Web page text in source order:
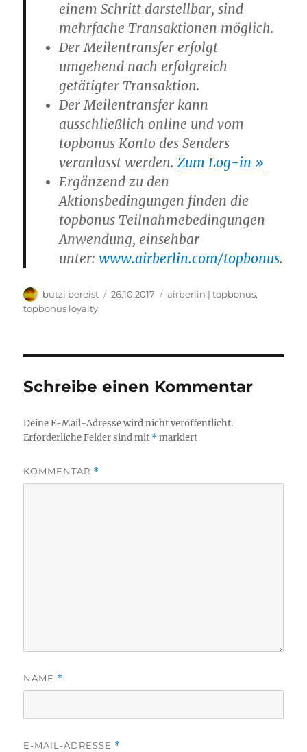
einem Schritt darstellbar, sind
mehrfache Transaktionen möglich.
Der Meilentransfer erfolgt
umgehend nach erfolgreich
getätigter Transaktion.
Der Meilentransfer kann
ausschließlich online und vom
topbonus Konto des Senders
veranlasst werden.Zum Log-in »
Ergänzend zu den
Aktionsbedingungen finden die
topbonus Teilnahmebedingungen
Anwendung, einsehbar
unter:www.airberlin.com/topbonus.
Autor
butzi bereist
Veröffentlicht
26.10.2017 Kategorien
airberlin | topbonus,
topbonus loyalty
Schreibe einen Kommentar
Deine E-Mail-Adresse wird nicht veröffentlicht.
Erforderliche Felder sind mit *markiert
KOMMENTAR *
NAME *
E-MAIL-ADRESSE *